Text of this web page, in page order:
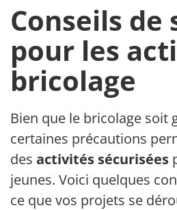
Conseils de
pour les
bricolage
Bien que le bricolage soit
certaines précautions
des activités sécurisées
jeunes. Voici quelques
ce que vos projets se